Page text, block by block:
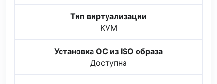
Тип виртуализации
KVM
Установка ОС из ISO образа
Доступна